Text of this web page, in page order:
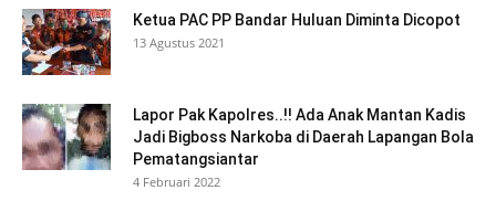
Ketua PAC PP Bandar Huluan Diminta Dicopot
13 Agustus 2021
Lapor Pak Kapolres..!! Ada Anak Mantan Kadis
Jadi Bigboss Narkoba di Daerah Lapangan Bola
Pematangsiantar
4 Februari 2022